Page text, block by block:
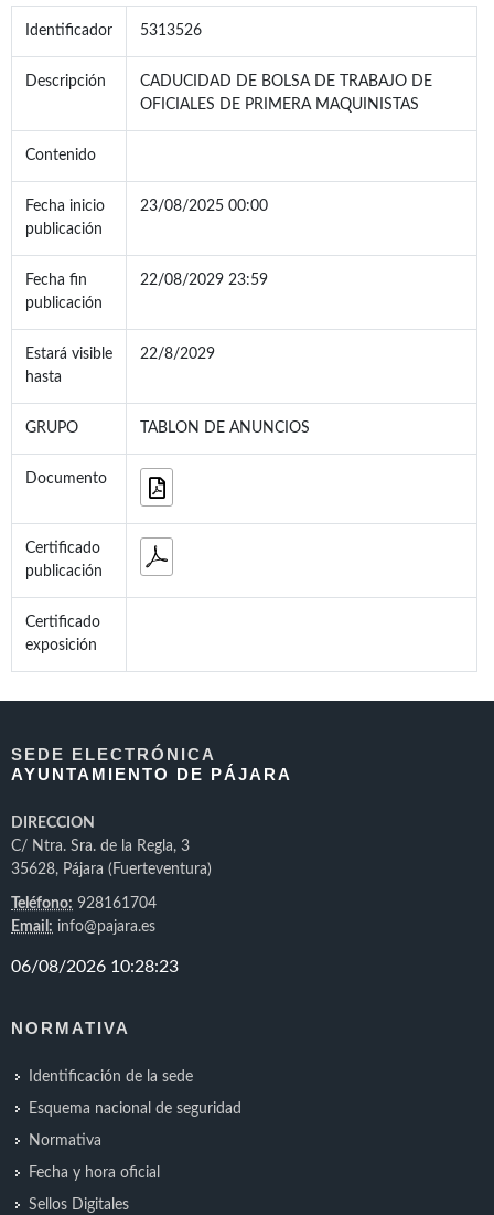
Identificador 5313526
Descripción
CADUCIDAD DE BOLSA DE TRABAJO DE
OFICIALES DE PRIMERA MAQUINISTAS
Contenido
Fecha inicio
publicación
23/08/2025 00:00
Fecha fin
publicación
22/08/2029 23:59
Estará visible
hasta
22/8/2029
GRUPO TABLON DE ANUNCIOS
Documento
Certificado
publicación
Certificado
exposición
SEDE ELECTRÓNICA
AYUNTAMIENTO DE PÁJARA
DIRECCION
C/ Ntra. Sra. de la Regla, 3
35628, Pájara (Fuerteventura)
Teléfono: 928161704
Email: info@pajara.es
NORMATIVA
Identificación de la sede
Esquema nacional de seguridad
Normativa
Fecha y hora oficial
Sellos Digitales